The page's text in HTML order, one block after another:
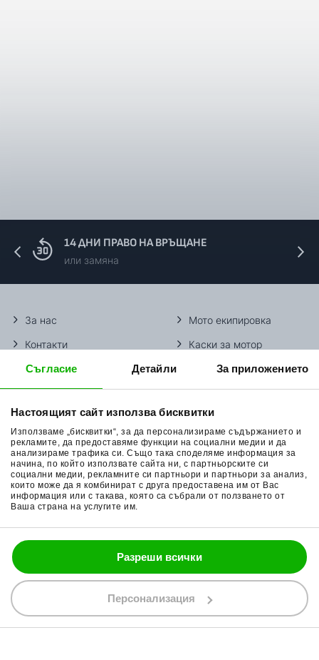
Съгласие Детайли За приложението
Настоящият сайт използва бисквитки
Използваме „бисквитки“, за да персонализираме съдържанието и
рекламите, да предоставяме функции на социални медии и да
анализираме трафика си. Също така споделяме информация за
начина, по който използвате сайта ни, с партньорските си
социални медии, рекламните си партньори и партньори за анализ,
които може да я комбинират с друга предоставена им от Вас
информация или с такава, която са събрали от ползването от
Ваша страна на услугите им.
Разреши всички
Персонализация
14 ДНИ ПРАВО НА ВРЪЩАНЕ
или замяна
За нас
Контакти
Методи доставка
Начини плащане
Връщане на стока
Общи условия
Поверителност
Политика за бисквитки
Мото екипировка
Каски за мотор
Ботуши за мотор
Гуми за мотор
Очила за мотор
Раници за мотор
Ръкавици за мотор
Части за мотор
088 200 7002
shop@bobimx.com